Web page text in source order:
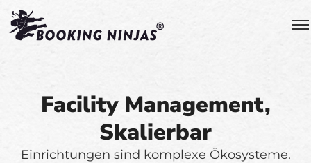
Facility Management,
Skalierbar
Einrichtungen sind komplexe Ökosysteme.